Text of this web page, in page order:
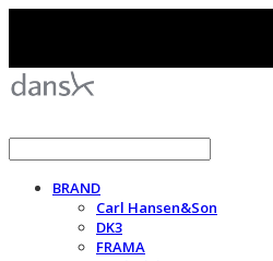
BRAND
Carl Hansen&Son
DK3
FRAMA